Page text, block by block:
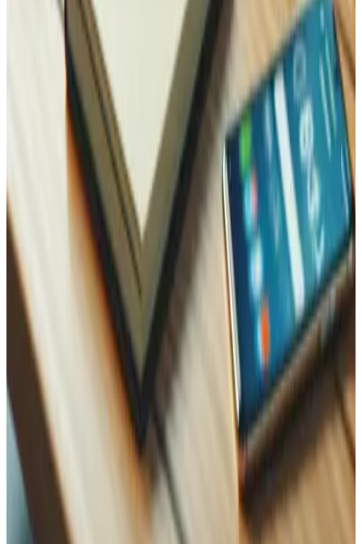
Contactez-nous, nous sommes là pour vous !
Maintenant
WhatsApp
Nom
Name
Email
Téléphone